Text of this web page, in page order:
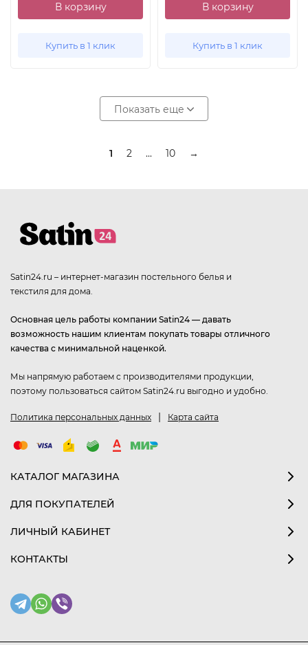
В корзину
Купить в 1 клик
В корзину
Купить в 1 клик
Показать еще
1 2 ... 10 →
Satin24.ru – интернет-магазин постельного белья и
текстиля для дома.
Основная цель работы компании Satin24 — давать
возможность нашим клиентам покупать товары отличного
качества с минимальной наценкой.
Мы напрямую работаем с производителями продукции,
поэтому пользоваться сайтом Satin24.ru выгодно и удобно.
Политика персональных данных | Карта сайта
КАТАЛОГ МАГАЗИНА
ДЛЯ ПОКУПАТЕЛЕЙ
ЛИЧНЫЙ КАБИНЕТ
КОНТАКТЫ